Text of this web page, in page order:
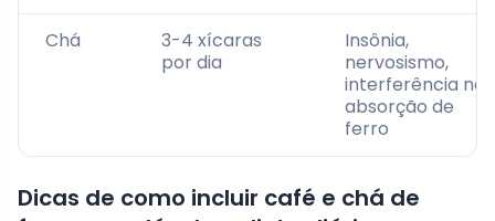
Chá
3-4 xícaras
por dia
Insônia,
nervosismo,
interferência na
absorção de
ferro
Dicas de como incluir café e chá de